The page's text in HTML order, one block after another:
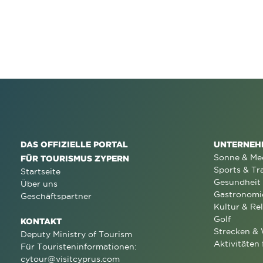
DAS OFFIZIELLE PORTAL
FÜR TOURISMUS ZYPERN
Startseite
Über uns
Geschäftspartner
KONTAKT
Deputy Ministry of Tourism
Für Touristeninformationen:
cytour@visitcyprus.com
Sonne &
Sports &
Kultur &
Golf
Strecken &
Aktivitäten